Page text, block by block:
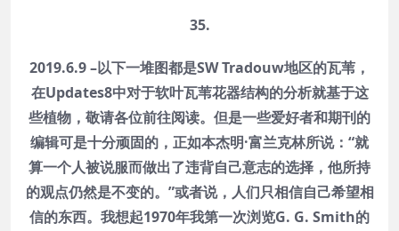
35.
2019.6.9 –以下一堆图都是SW Tradouw地区的瓦苇，
在Updates8中对于软叶瓦苇花器结构的分析就基于这
些植物，敬请各位前往阅读。但是一些爱好者和期刊的
编辑可是十分顽固的，正如本杰明·富兰克林所说：“就
算一个人被说服而做出了违背自己意志的选择，他所持
的观点仍然是不变的。”或者说，人们只相信自己希望相
信的东西。我想起1970年我第一次浏览G. G. Smith的